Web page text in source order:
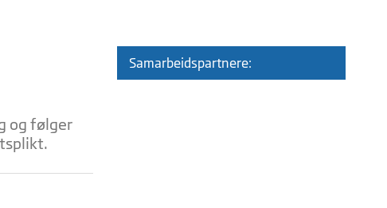
og følger
Samarbeidspartnere: